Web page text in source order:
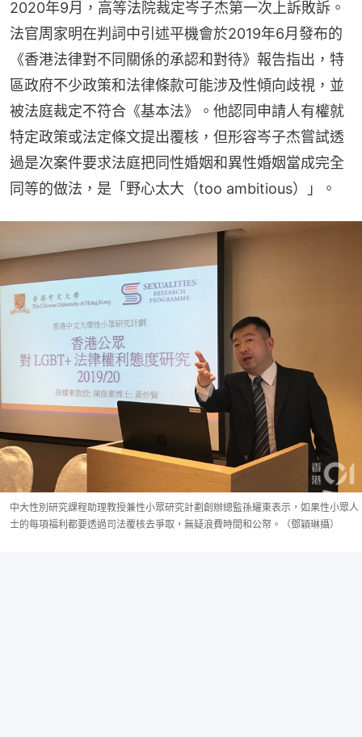
2020年9月，高等法院裁定岑子杰第一次上訴敗訴。
法官周家明在判詞中引述平機會於2019年6月發布的
《香港法律對不同關係的承認和對待》報告指出，特
區政府不少政策和法律條款可能涉及性傾向歧視，並
被法庭裁定不符合《基本法》。他認同申請人有權就
特定政策或法定條文提出覆核，但形容岑子杰嘗試透
過是次案件要求法庭把同性婚姻和異性婚姻當成完全
同等的做法，是「野心太大（too ambitious）」。
中大性別研究課程助理教授兼性小眾研究計劃創辦總監孫耀東表示，如果性小眾人
士的每項福利都要透過司法覆核去爭取，無疑浪費時間和公帑。（鄧穎琳攝）